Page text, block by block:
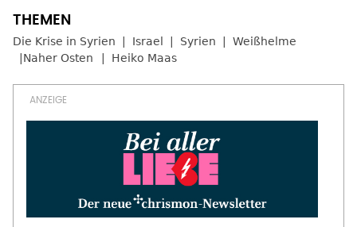
Die Krise in Syrien Israel Syrien
Weißhelme
Naher Osten
Heiko Maas